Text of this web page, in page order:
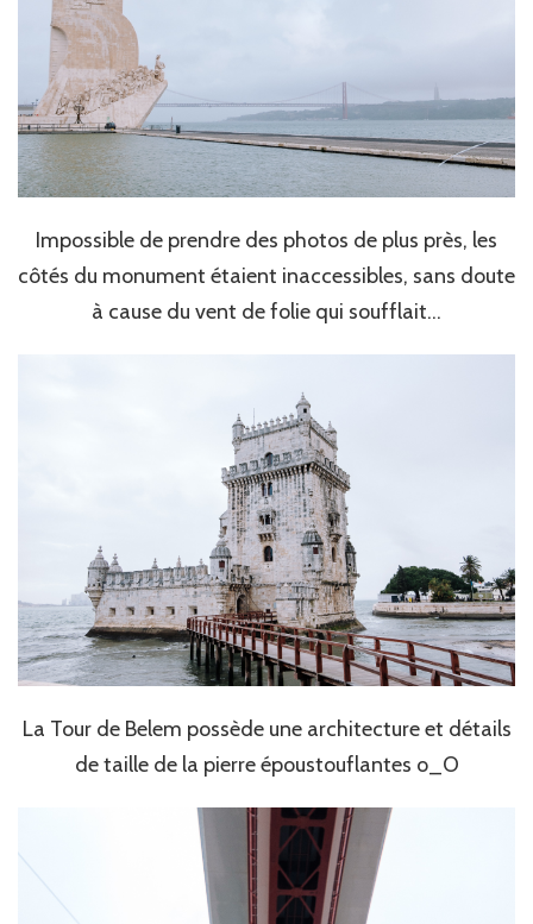
Impossible de prendre des photos de plus près, les
côtés du monument étaient inaccessibles, sans doute
à cause du vent de folie qui soufflait…
La Tour de Belem possède une architecture et détails
de taille de la pierre époustouflantes o_O